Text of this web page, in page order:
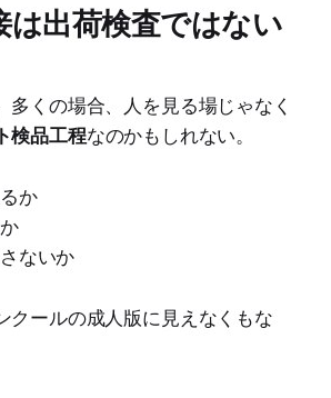
は出荷検査ではない
多くの場合、人を見る場じゃなく
検品工程なのかもしれない。
か
ないか
クールの成人版に見えなくもな